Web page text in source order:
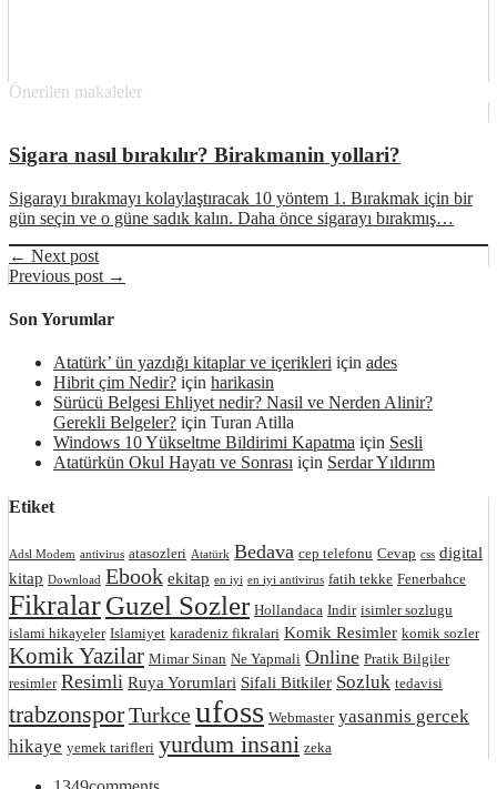
Önerilen makaleler
Sigara nasıl bırakılır? Birakmanin yollari?
Sigarayı bırakmayı kolaylaştıracak 10 yöntem 1. Bırakmak için bir
gün seçin ve o güne sadık kalın. Daha önce sigarayı bırakmış…
← Next post
Previous post →
Son Yorumlar
Atatürk’ ün yazdığı kitaplar ve içerikleri için ades
Hibrit çim Nedir? için harikasin
Sürücü Belgesi Ehliyet nedir? Nasil ve Nerden Alinir?
Gerekli Belgeler? için Turan Atilla
Windows 10 Yükseltme Bildirimi Kapatma için Sesli
Atatürkün Okul Hayatı ve Sonrası için Serdar Yıldırım
Etiket
Adsl Modem antivirus atasozleri Atatürk Bedava cep telefonu Cevap css digital
kitap Download Ebook ekitap en iyi en iyi antivirus fatih tekke Fenerbahce
FikralarGuzel Sozler Hollandaca Indir isimler sozlugu
islami hikayeler Islamiyet karadeniz fikralari Komik Resimler komik sozler
Komik Yazilar Mimar Sinan Ne Yapmali Online Pratik Bilgiler
resimler Resimli Ruya Yorumlari Sifali Bitkiler Sozluk tedavisi
trabzonsporTurkceufoss Webmaster yasanmis gercek
hikaye yemek tarifleri yurdum insani zeka